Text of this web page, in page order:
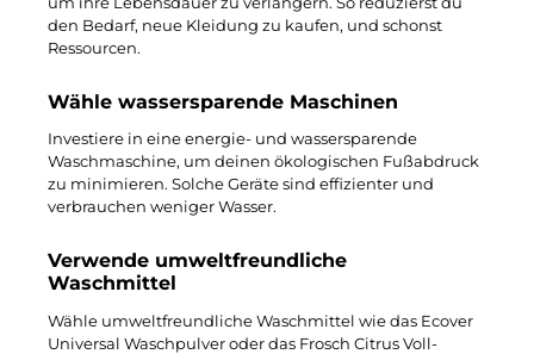
den Bedarf, neue Kleidung zu kaufen, und schonst
Ressourcen.
Wähle wassersparende Maschinen
Investiere in eine energie- und wassersparende
Waschmaschine, um deinen ökologischen Fußabdruck
zu minimieren. Solche Geräte sind effizienter und
verbrauchen weniger Wasser.
Verwende umweltfreundliche
Waschmittel
Wähle umweltfreundliche Waschmittel wie das Ecover
Universal Waschpulver oder das Frosch Citrus Voll-